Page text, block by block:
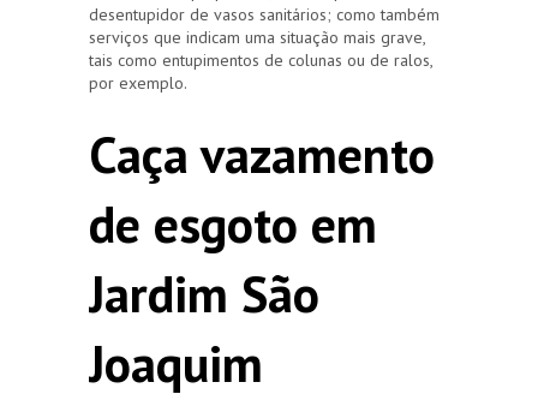
desentupidor de vasos sanitários; como também
serviços que indicam uma situação mais grave,
tais como entupimentos de colunas ou de ralos,
por exemplo.
Caça vazamento
de esgoto em
Jardim São
Joaquim